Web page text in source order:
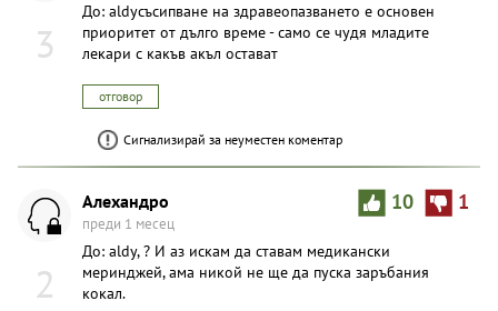
3
До: aldyсъсипване на здравеопазването е основен
приоритет от дълго време - само се чудя младите
лекари с какъв акъл остават
отговор
Сигнализирай за неуместен коментар
2
10 1
Aлexaндpo
преди 1 месец
До: aldy, ? И аз искам да ставам медикански
меринджей, ама никой не ще да пуска заръбания
кокал.